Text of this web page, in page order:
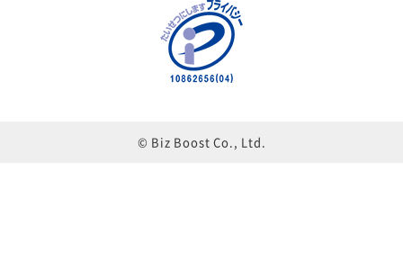
© Biz Boost Co., Ltd.